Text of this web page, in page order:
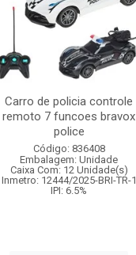
Carro de policia controle
remoto 7 funcoes bravox
police
Código: 836408
Embalagem: Unidade
Caixa Com: 12 Unidade(s)
Inmetro: 12444/2025-BRI-TR-1
IPI: 6.5%